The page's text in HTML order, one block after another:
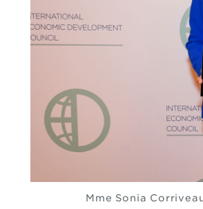
Mme Sonia